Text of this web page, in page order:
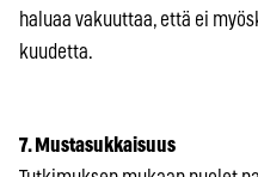
haluaa vakuuttaa, että ei
kuudetta.
7. Mustasukkaisuus